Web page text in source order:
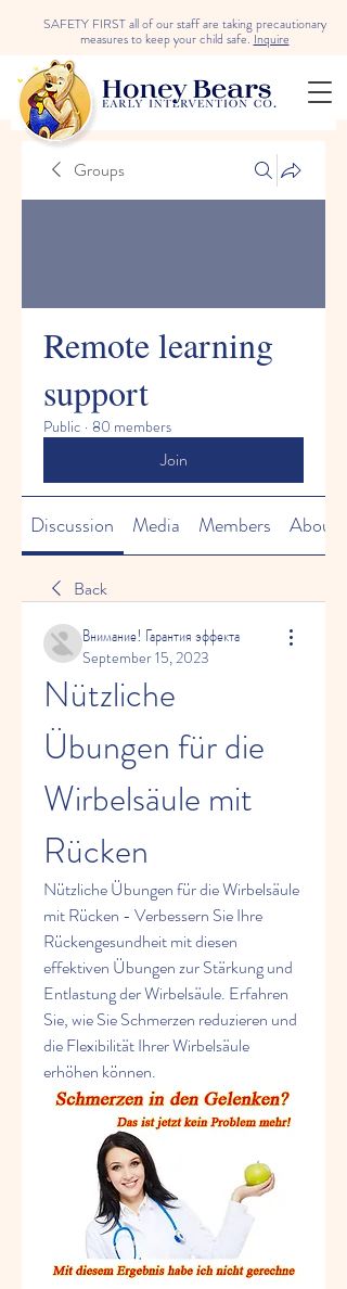
SAFETY FIRST all of our staff are taking precautionary
measures to keep your child safe.Inquire
Groups
Remote learning
support
Public · 80 members
Join
Discussion Media Members About
Back
Внимание! Гарантия эффекта
September 15, 2023
Nützliche
Übungen für die
Wirbelsäule mit
Rücken
Nützliche Übungen für die Wirbelsäule
mit Rücken - Verbessern Sie Ihre
Rückengesundheit mit diesen
effektiven Übungen zur Stärkung und
Entlastung der Wirbelsäule. Erfahren
Sie, wie Sie Schmerzen reduzieren und
die Flexibilität Ihrer Wirbelsäule
erhöhen können.